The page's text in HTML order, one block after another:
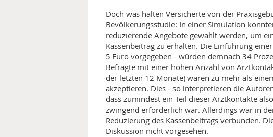
VITAMINE UND MINERALSTOFFE
WISSENSCHAFT UND FORSCHUNG
Doch was halten Versicherte von der
Bevölkerungsstudie: In einer Simulation
reduzierende Angebote gewählt werden, um
Kassenbeitrag zu erhalten. Die Einführung
5 Euro vorgegeben - würden demnach 34
Befragte mit einer hohen Anzahl von
der letzten 12 Monate) wären zu mehr als
akzeptieren. Dies - so interpretieren die
dass zumindest ein Teil dieser Arztkontakte
zwingend erforderlich war. Allerdings war in
Reduzierung des Kassenbeitrags verbunden.
Diskussion nicht vorgesehen.